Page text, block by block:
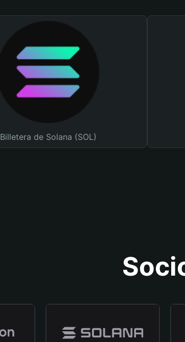
Billetera de Solana (SOL)